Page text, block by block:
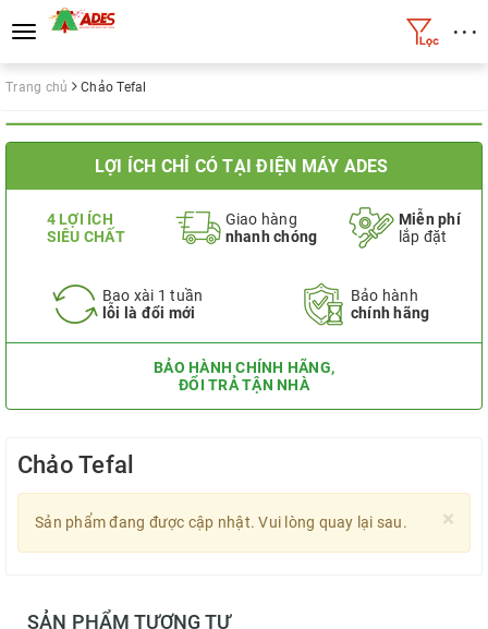
Toggle
navigation
• • •
Trang chủ Chảo Tefal
LỢI ÍCH CHỈ CÓ TẠI ĐIỆN MÁY ADES
4 LỢI ÍCH
SIÊU CHẤT
Giao hàng
nhanh chóng
Miễn phí
lắp đặt
Bao xài 1 tuần
lỗi là đổi mới
Bảo hành
chính hãng
BẢO HÀNH CHÍNH HÃNG,
ĐỔI TRẢ TẬN NHÀ
Chảo Tefal
×
Sản phẩm đang được cập nhật. Vui lòng quay lại sau.
SẢN PHẨM TƯƠNG TỰ